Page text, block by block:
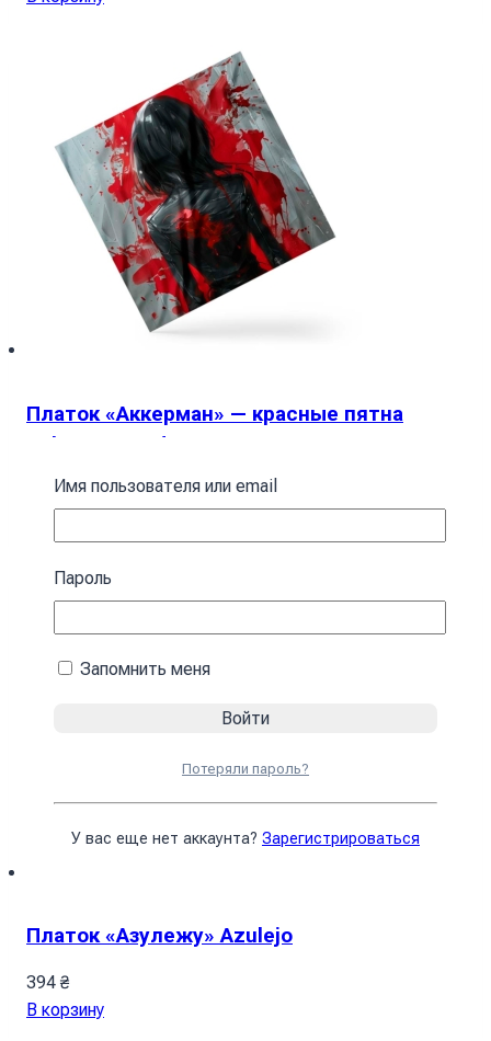
Платок «Аккерман» — красные пятна
Ackerman Red spots
394₴
Платок «Азулежу» Azulejo
394 ₴
В корзину
Имя пользователя или email
Пароль
Запомнить меня
Потеряли пароль?
У вас еще нет аккаунта? Зарегистрироваться